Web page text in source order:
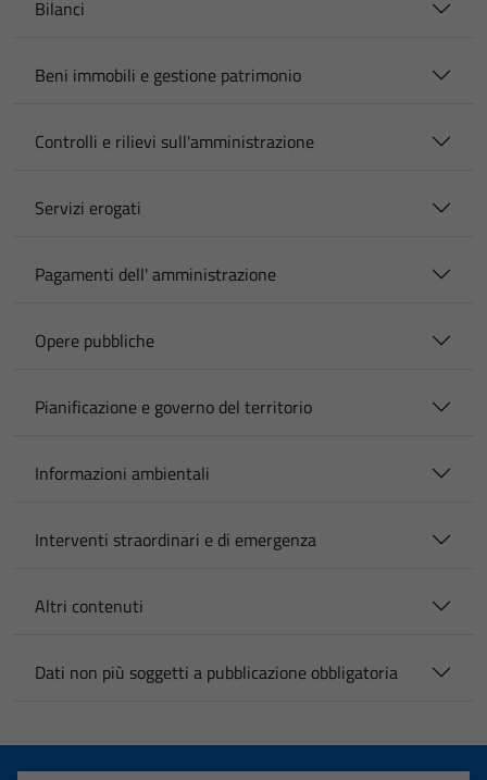
Bilanci
Beni immobili e gestione patrimonio
Controlli e rilievi sull'amministrazione
Servizi erogati
Pagamenti dell' amministrazione
Opere pubbliche
Pianificazione e governo del territorio
Informazioni ambientali
Interventi straordinari e di emergenza
Altri contenuti
Dati non più soggetti a pubblicazione obbligatoria
Questi cookie